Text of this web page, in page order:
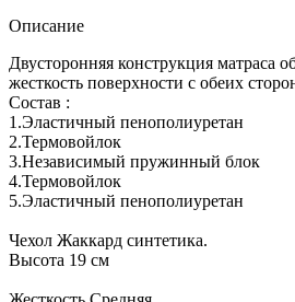
Описание
Двусторонняя конструкция матраса
жесткость поверхности с обеих
Состав :
1.Эластичный пенополиуретан
2.Термовойлок
3.Независимый пружинный блок
4.Термовойлок
5.Эластичный пенополиуретан
Чехол Жаккард синтетика.
Высота 19 см